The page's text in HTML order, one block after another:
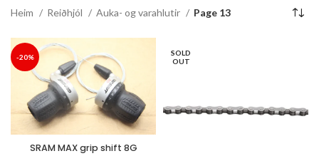
Heim Reiðhjól Auka- og varahlutir Page 13
-20%
SRAM MAX grip shift 8G
SOLD
OUT